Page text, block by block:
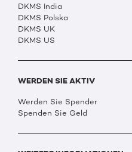
DKMS India
DKMS Polska
DKMS UK
DKMS US
WERDEN SIE AKTIV
Werden Sie Spender
Spenden Sie Geld